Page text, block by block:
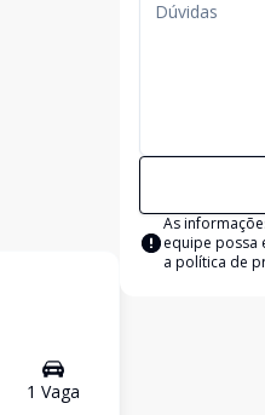
1 Vaga
As
equipe possa
a política de